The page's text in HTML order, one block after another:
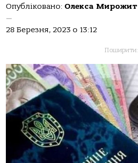
Опубліковано: Олекса Мирожит
—
28 Березня, 2023 о 13:12
Поширити: